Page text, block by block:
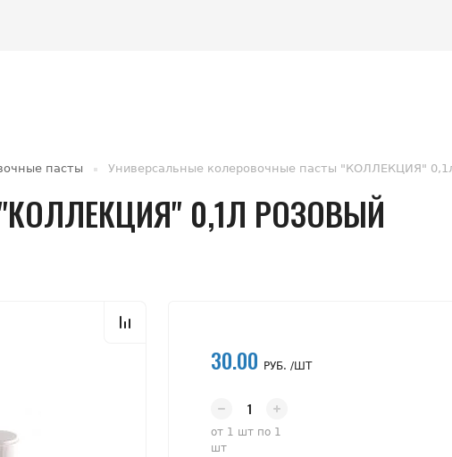
пасты Универсальные колеровочные пасты "КОЛЛЕКЦИЯ"
0,1Л РОЗОВЫЙ
30.00 РУБ. /ШТ
от 1 шт по 1
шт